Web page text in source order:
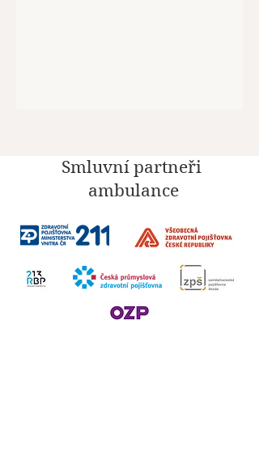
Smluvní partneři
ambulance